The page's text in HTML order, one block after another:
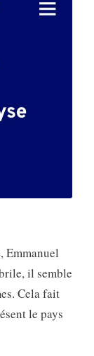
Emmanuel
il semble
Cela fait
le pays